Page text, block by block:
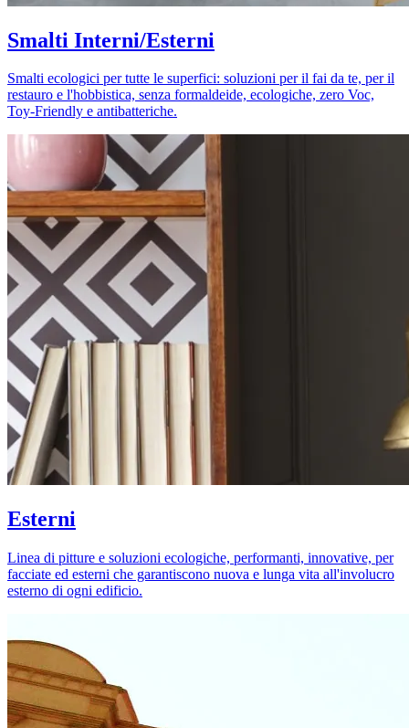
Smalti Interni/Esterni
Smalti ecologici per tutte le superfici: soluzioni per il fai da te, per il
restauro e l'hobbistica, senza formaldeide, ecologiche, zero Voc,
Toy-Friendly e antibatteriche.
Esterni
Linea di pitture e soluzioni ecologiche, performanti, innovative, per
facciate ed esterni che garantiscono nuova e lunga vita all'involucro
esterno di ogni edificio.